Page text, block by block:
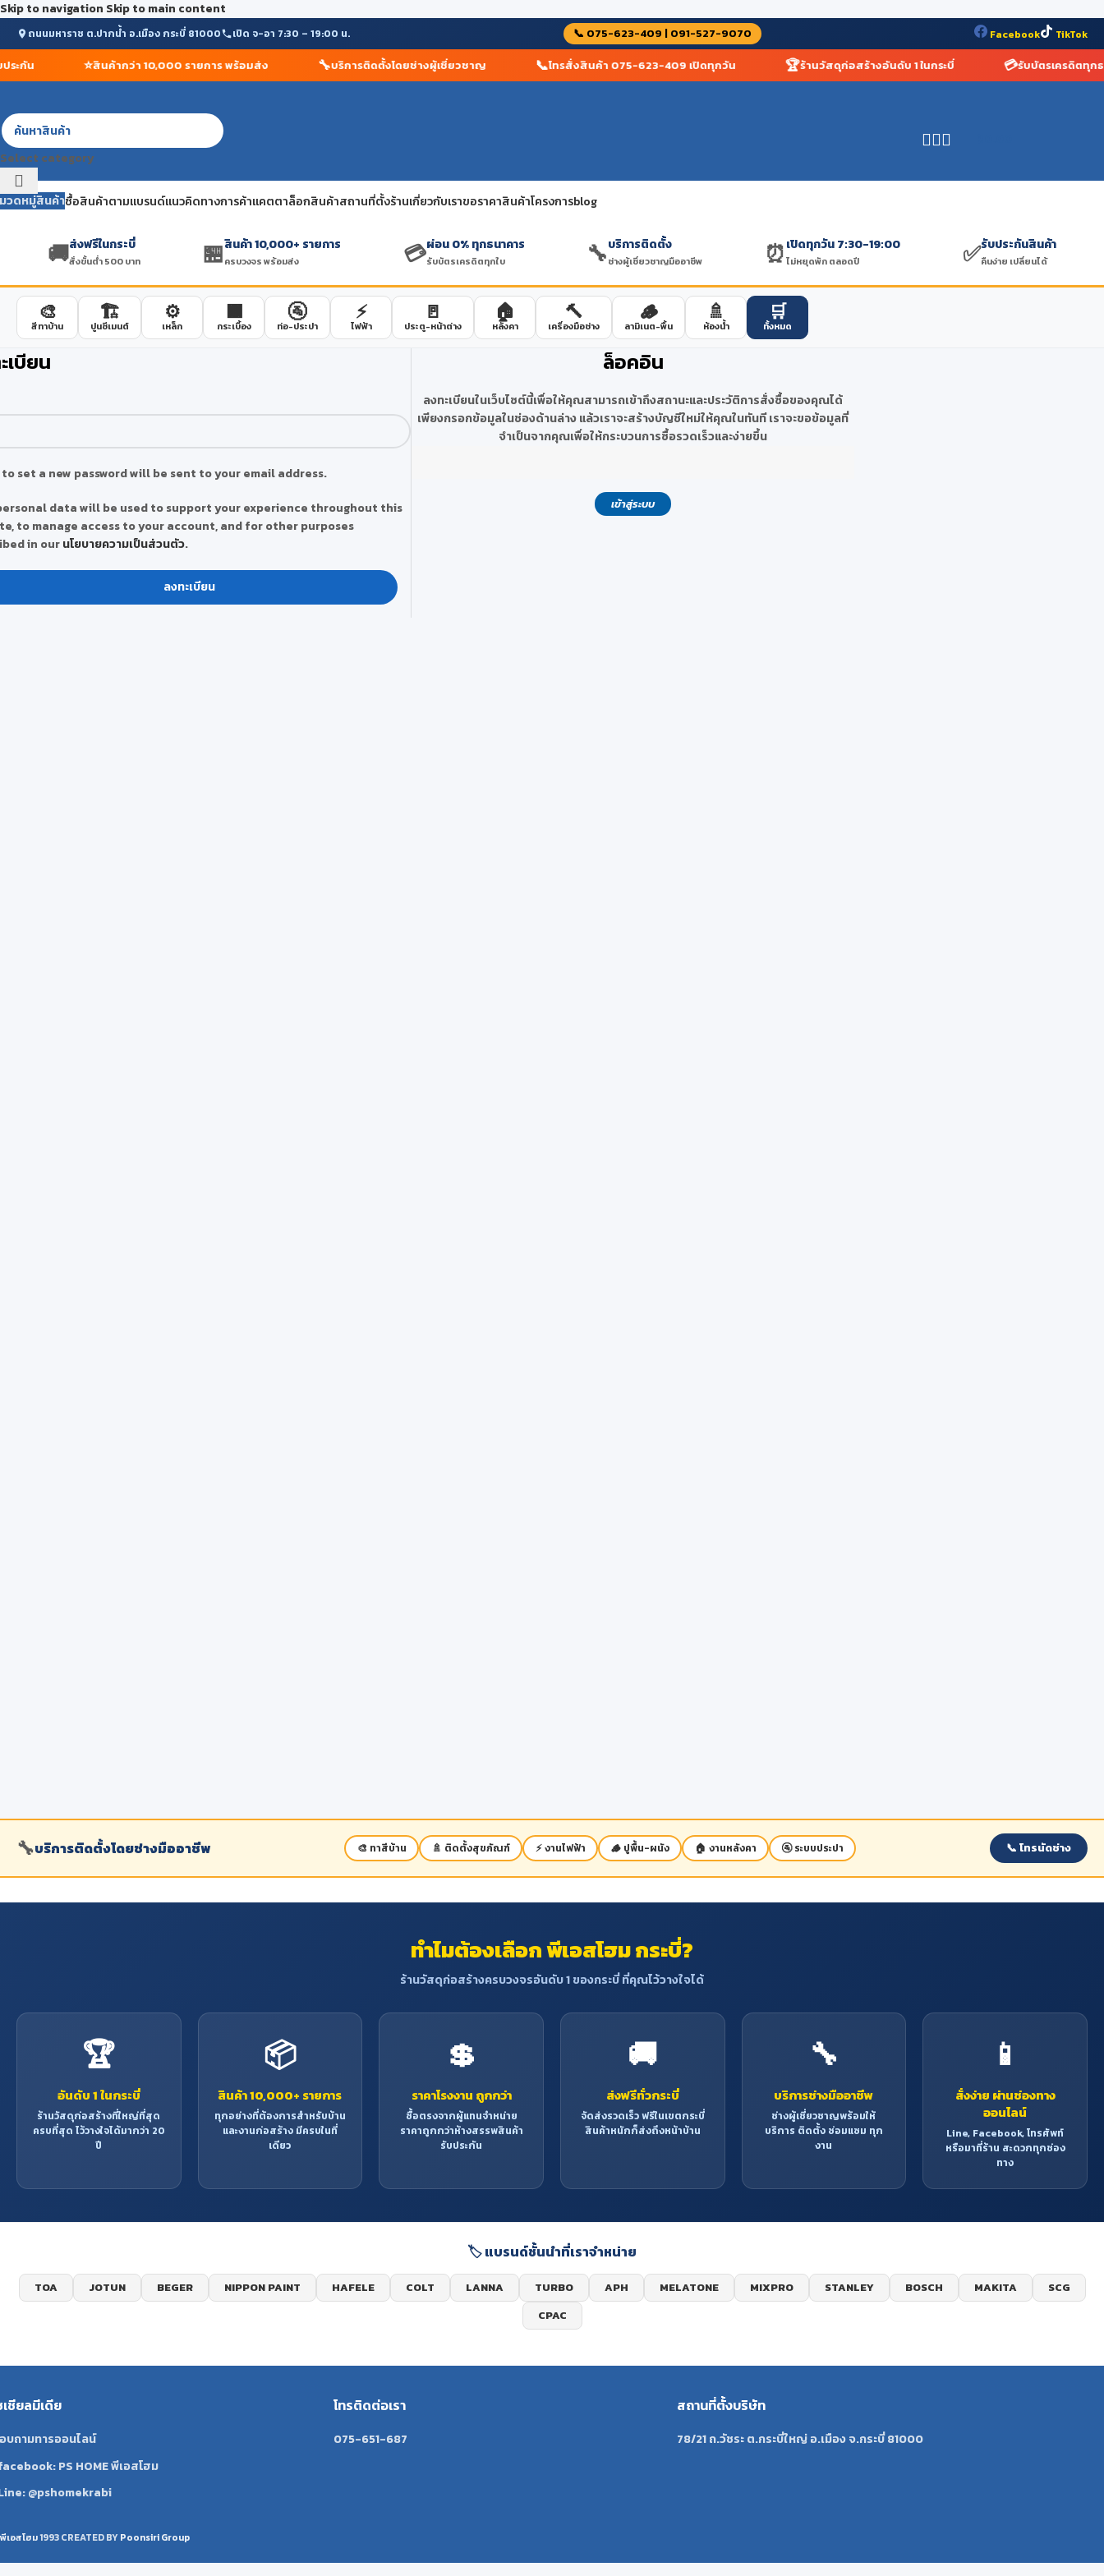
Skip to navigation Skip to main content
ถนนมหาราช ต.ปากน้ำ อ.เมือง กระบี่ 81000 เปิด จ-อา 7:30 – 19:00 น. 📞 075-623-409 | 091-527-9070 Facebook TikTok
กัน สินค้ากว่า 10,000 รายการ พร้อมส่ง บริการติดตั้งโดยช่างผู้เชี่ยวชาญ โทรสั่งสินค้า 075-623-409 เปิดทุกวัน ร้านวัสดุก่อสร้างอันดับ 1 ในกระบี่ รับบัตรเครดิตทุกธน
Select category
วดหมู่สินค้าซื้อสินค้าตามแบรนด์แนวคิดทางการค้าแคตตาล็อกสินค้าสถานที่ตั้งร้านเกี่ยวกับเราขอราคาสินค้าโครงการblog
🚚ส่งฟรีในกระบี่
สั่งขั้นต่ำ 500 บาท 🏪สินค้า 10,000+ รายการ
ครบวงจร พร้อมส่ง 💳ผ่อน 0% ทุกธนาคาร
รับบัตรเครดิตทุกใบ 🔧บริการติดตั้ง
ช่างผู้เชี่ยวชาญมืออาชีพ ⏰เปิดทุกวัน 7:30-19:00
ไม่หยุดพัก ตลอดปี ✅รับประกันสินค้า
คืนง่าย เปลี่ยนได้
🎨
สีทาบ้าน
🏗️
ปูนซีเมนต์
⚙️
เหล็ก
🟫
กระเบื้อง
🚰
ท่อ-ประปา
⚡
ไฟฟ้า
🚪
ประตู-หน้าต่าง
🏠
หลังคา
🔨
เครื่องมือช่าง
🪵
ลามิเนต-พื้น
🚿
ห้องน้ำ
🛒
ทั้งหมด
เบียน
set a new password will be sent to your email address.
data will be used to support your experience throughout this
to manage access to your account, and for other purposes
in ourนโยบายความเป็นส่วนตัว.
ลงทะเบียน
ล็อคอิน
ลงทะเบียนในเว็บไซต์นี้เพื่อให้คุณสามารถเข้าถึงสถานะและประวัติการสั่งซื้อของคุณได้
เพียงกรอกข้อมูลในช่องด้านล่าง แล้วเราจะสร้างบัญชีใหม่ให้คุณในทันที เราจะขอข้อมูลที่
จำเป็นจากคุณเพื่อให้กระบวนการซื้อรวดเร็วและง่ายขึ้น
เข้าสู่ระบบ
🔧บริการติดตั้งโดยช่างมืออาชีพ 🎨 ทาสีบ้าน 🚿 ติดตั้งสุขภัณฑ์ ⚡ งานไฟฟ้า 🪵 ปูพื้น-ผนัง 🏠 งานหลังคา 🚰 ระบบประปา 📞 โทรนัดช่าง
ทำไมต้องเลือก พีเอสโฮม กระบี่?
ร้านวัสดุก่อสร้างครบวงจรอันดับ 1 ของกระบี่ ที่คุณไว้วางใจได้
🏆
อันดับ 1 ในกระบี่
ร้านวัสดุก่อสร้างที่ใหญ่ที่สุด
ครบที่สุด ไว้วางใจได้มากว่า 20
ปี
📦
สินค้า 10,000+ รายการ
ทุกอย่างที่ต้องการสำหรับบ้าน
และงานก่อสร้าง มีครบในที่
เดียว
💲
ราคาโรงงาน ถูกกว่า
ซื้อตรงจากผู้แทนจำหน่าย
ราคาถูกกว่าห้างสรรพสินค้า
รับประกัน
🚚
ส่งฟรีทั่วกระบี่
จัดส่งรวดเร็ว ฟรีในเขตกระบี่
สินค้าหนักก็ส่งถึงหน้าบ้าน
🔧
บริการช่างมืออาชีพ
ช่างผู้เชี่ยวชาญพร้อมให้
บริการ ติดตั้ง ซ่อมแซม ทุก
งาน
📱
สั่งง่าย ผ่านช่องทาง
ออนไลน์
Line, Facebook, โทรศัพท์
หรือมาที่ร้าน สะดวกทุกช่อง
ทาง
🏷️ แบรนด์ชั้นนำที่เราจำหน่าย
TOA JOTUN BEGER NIPPON PAINT HAFELE COLT LANNA TURBO APH MELATONE MIXPRO STANLEY BOSCH MAKITA
SCG
CPAC
เชียลมีเดีย
บถามทารออนไลน์
PS HOME พีเอสโฮม
@pshomekrabi
โทรติดต่อเรา
075-651-687
สถานที่ตั้งบริษัท
78/21 ถ.วัชระ ต.กระบี่ใหญ่ อ.เมือง จ.กระบี่ 81000
พีเอสโฮม1993 CREATED BYPoonsiri Group